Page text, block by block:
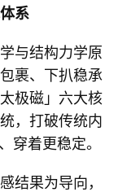
系
与结构力学原
裹、下扒稳承
极磁」六大核
，打破传统内
穿着更稳定。
结果为导向，